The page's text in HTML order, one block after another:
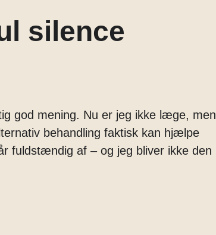
silence
god mening. Nu er jeg ikke læge, men
behandling faktisk kan hjælpe
fuldstændig af – og jeg bliver ikke den